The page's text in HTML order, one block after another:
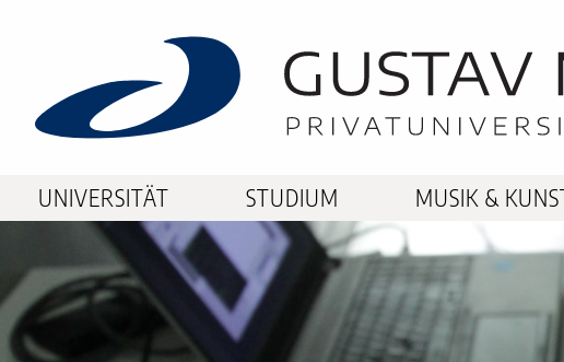
UNIVERSITÄT STUDIUM MUSIK &